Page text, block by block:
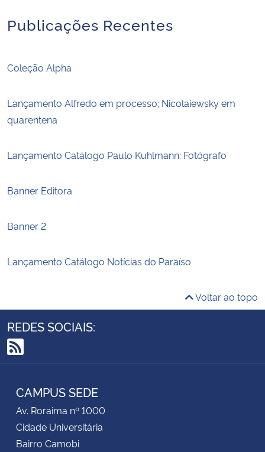
Publicações Recentes
Coleção Alpha
Lançamento Alfredo em processo; Nicolaiewsky em
quarentena
Lançamento Catálogo Paulo Kuhlmann: Fotógrafo
Banner Editora
Banner 2
Lançamento Catálogo Notícias do Paraíso
Voltar ao topo
REDES SOCIAIS:
RSS
CAMPUS SEDE
Av. Roraima nº 1000
Cidade Universitária
Bairro Camobi